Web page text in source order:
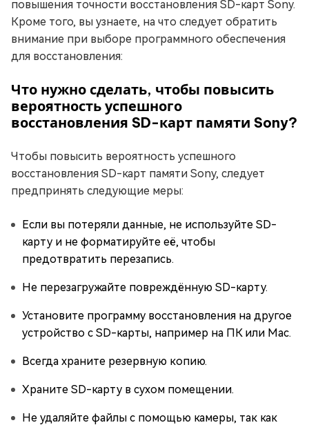
повышения точности восстановления SD-карт Sony.
Кроме того, вы узнаете, на что следует обратить
внимание при выборе программного обеспечения
для восстановления:
Что нужно сделать, чтобы повысить
вероятность успешного
восстановления SD-карт памяти Sony?
Чтобы повысить вероятность успешного
восстановления SD-карт памяти Sony, следует
предпринять следующие меры:
Если вы потеряли данные, не используйте SD-
карту и не форматируйте её, чтобы
предотвратить перезапись.
Не перезагружайте повреждённую SD-карту.
Установите программу восстановления на другое
устройство с SD-карты, например на ПК или Mac.
Всегда храните резервную копию.
Храните SD-карту в сухом помещении.
Не удаляйте файлы с помощью камеры, так как